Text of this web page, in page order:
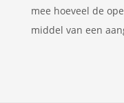
mee hoeveel de
middel van een